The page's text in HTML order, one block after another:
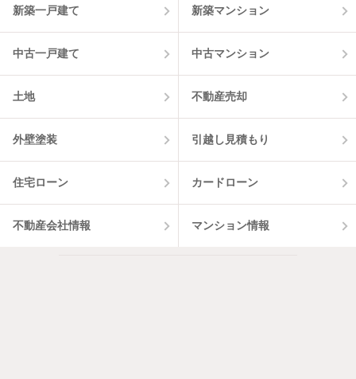
新築一戸建て 新築マンション
中古一戸建て 中古マンション
土地 不動産売却
外壁塗装 引越し見積もり
住宅ローン カードローン
不動産会社情報 マンション情報